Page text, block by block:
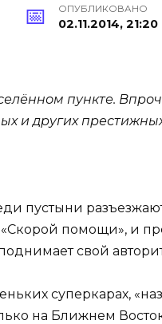
ОПУБЛИКОВАНО
02.11.2014, 21:20
пункте.
и других
пустыни
«Скорой помощи», и
свой
суперкарах,
на Ближнем